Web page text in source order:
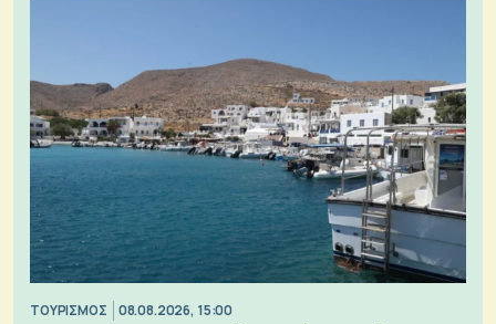
ΤΟΥΡΙΣΜΟΣ 08.08.2026, 15:00